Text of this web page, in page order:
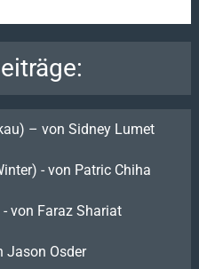
– von Sidney Lumet
- von Patric Chiha
von Faraz Shariat
Jason Osder